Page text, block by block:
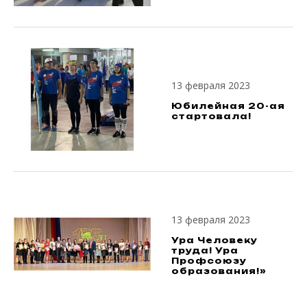
13 февраля 2023
Юбилейная 20-ая
стартовала!
13 февраля 2023
Ура Человеку
труда! Ура
Профсоюзу
образования!»